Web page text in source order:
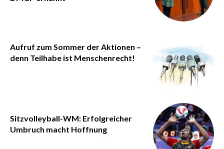
Aufruf zum Sommer der Aktionen –
denn Teilhabe ist Menschenrecht!
Sitzvolleyball-WM: Erfolgreicher
Umbruch macht Hoffnung